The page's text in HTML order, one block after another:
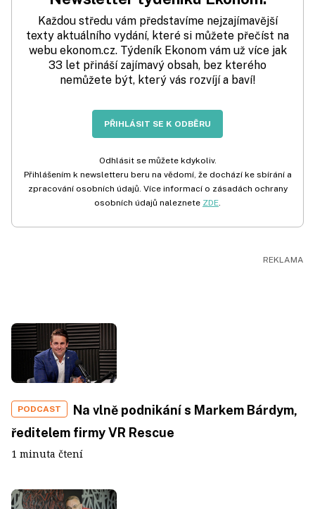
Každou středu vám představíme nejzajímavější
texty aktuálního vydání, které si můžete přečíst na
webu ekonom.cz. Týdeník Ekonom vám už více jak
33 let přináší zajímavý obsah, bez kterého
nemůžete být, který vás rozvíjí a baví!
PŘIHLÁSIT SE K ODBĚRU
Odhlásit se můžete kdykoliv.
Přihlášením k newsletteru beru na vědomí, že dochází ke sbírání a
zpracování osobních údajů. Více informací o zásadách ochrany
osobních údajů naleznete ZDE.
PODCAST
Na vlně podnikání s Markem Bárdym,
ředitelem firmy VR Rescue
1 minuta čtení